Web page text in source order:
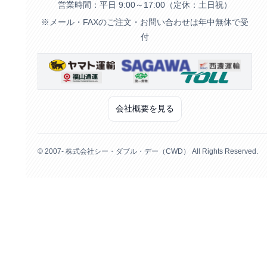
営業時間：平日 9:00～17:00（定休：土日祝）
※メール・FAXのご注文・お問い合わせは年中無休で受
付
会社概要を見る
© 2007- 株式会社シー・ダブル・デー（CWD） All Rights Reserved.